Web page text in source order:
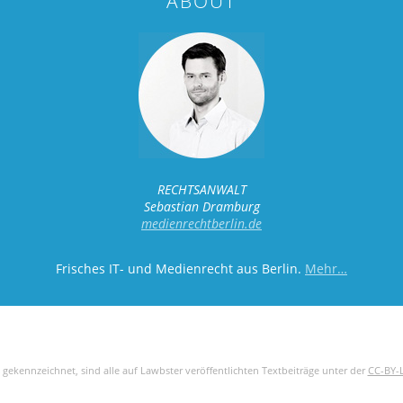
RECHTSANWALT
Sebastian Dramburg
medienrechtberlin.de
Frisches IT- und Medienrecht aus Berlin. Mehr…
sind alle auf Lawbster veröffentlichten Textbeiträge unter derCC-BY-